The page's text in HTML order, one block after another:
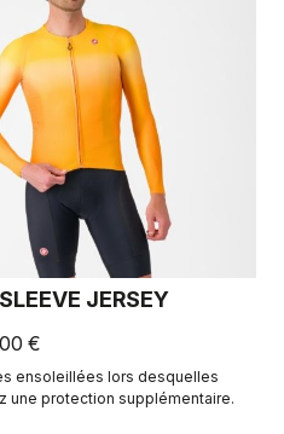
JERSEY
€
ensoleillées lors desquelles
une protection supplémentaire.